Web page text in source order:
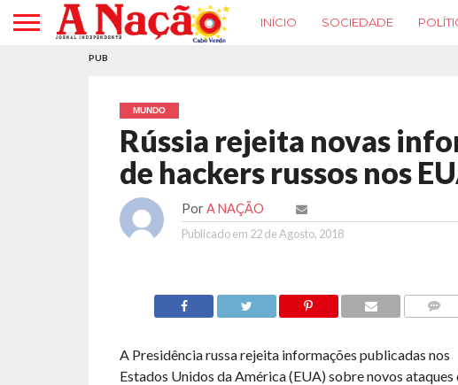
INÍCIO SOCIEDADE
PUB
MUNDO
Rússia rejeita novas
de hackers russos nos
Por A NAÇÃO
Publicado em 22 de Agosto, 2018
A Presidência russa rejeita informações publicadas nos
Estados Unidos da América (EUA) sobre novos ataques